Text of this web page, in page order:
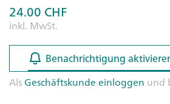
24.00 CHF
inkl. MwSt.
Benachrichtigung
Benachrichtigung
AlsGeschäftskunde einloggen und